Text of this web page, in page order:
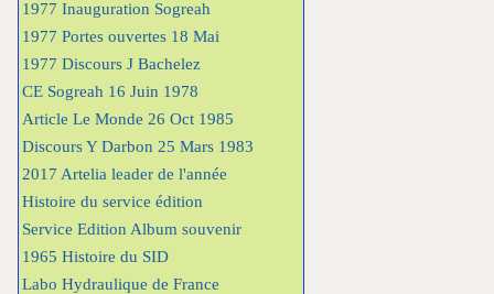
1977 Inauguration Sogreah
1977 Portes ouvertes 18 Mai
1977 Discours J Bachelez
CE Sogreah 16 Juin 1978
Article Le Monde 26 Oct 1985
Discours Y Darbon 25 Mars 1983
2017 Artelia leader de l'année
Histoire du service édition
Service Edition Album souvenir
1965 Histoire du SID
Labo Hydraulique de France